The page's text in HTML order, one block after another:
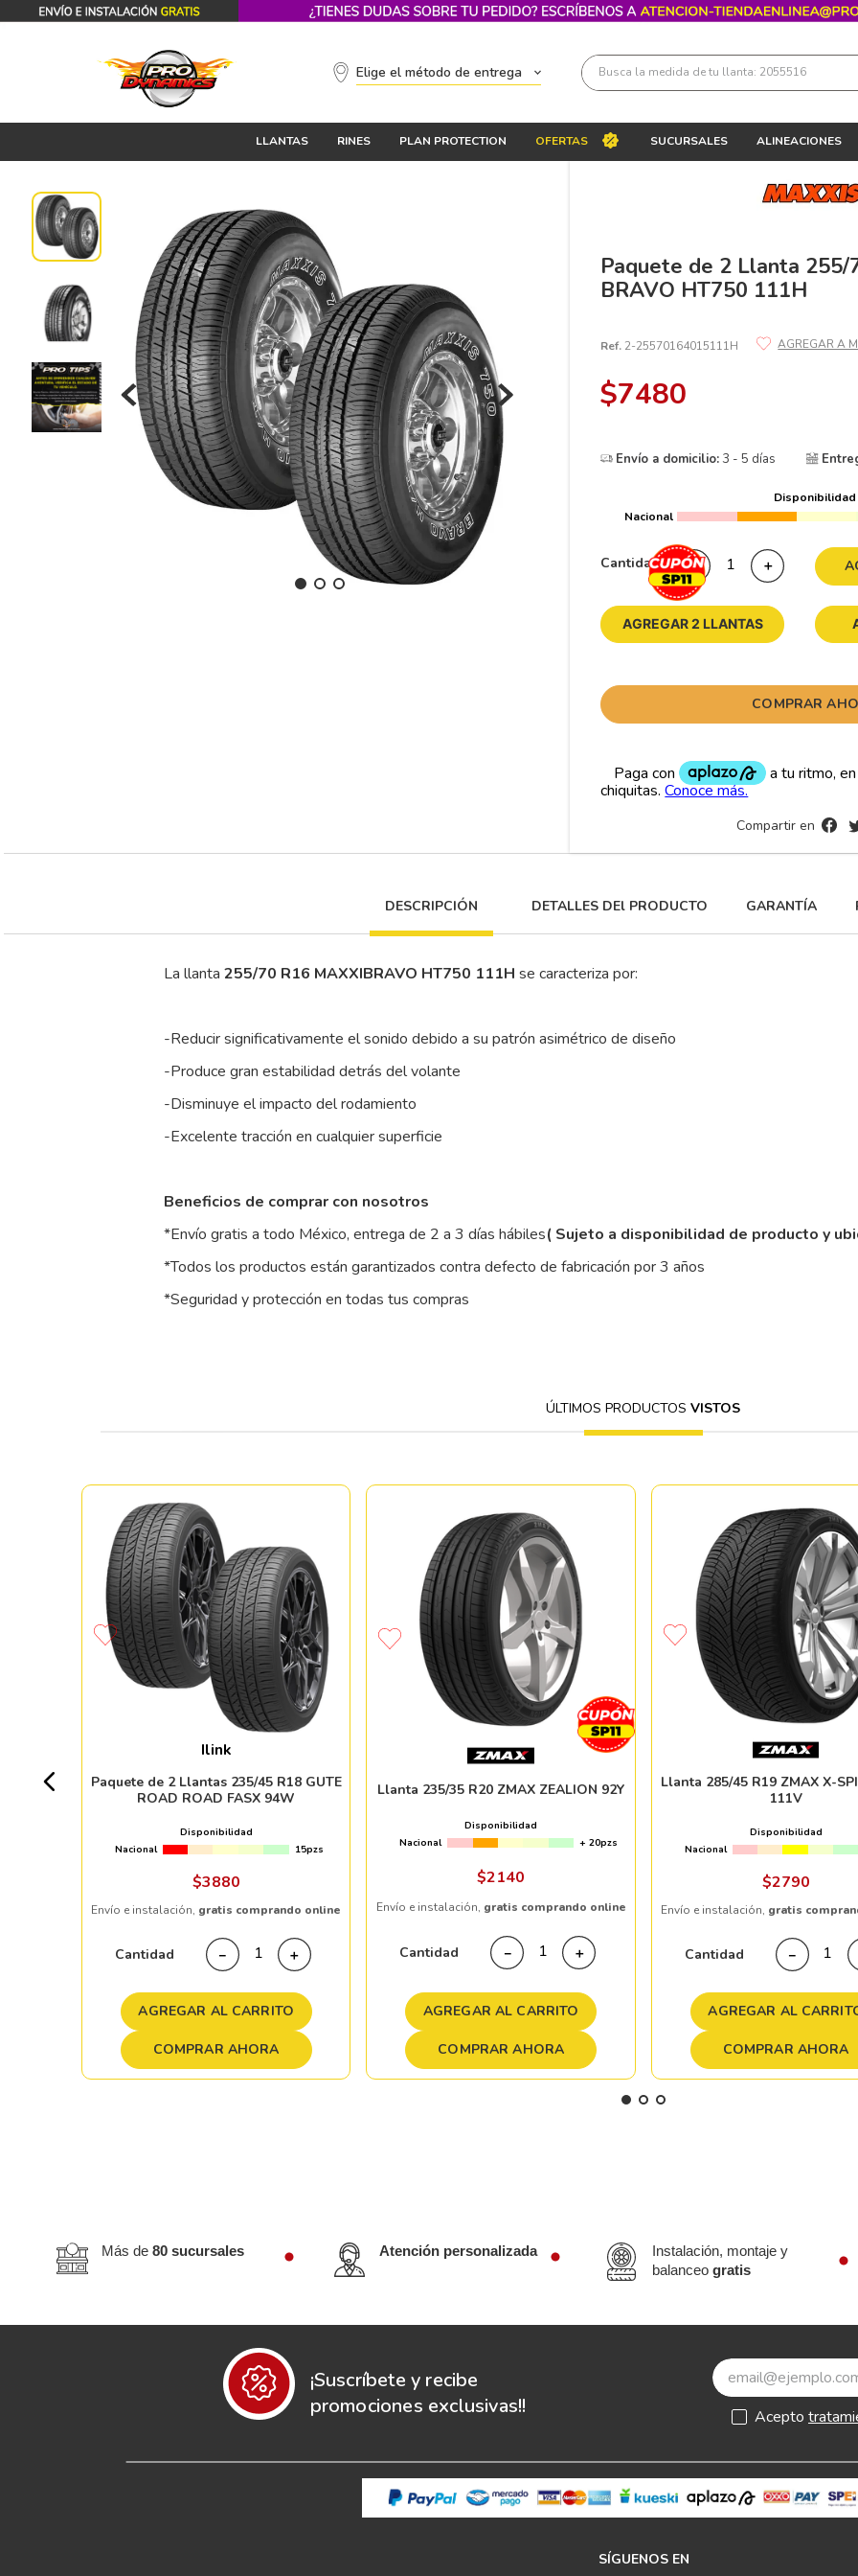
Elige el método de entrega Busca la medida de tu llanta: 2055516
LLANTAS RINES PLAN PROTECTION OFERTAS SUCURSALES ALINEACIONES
Paquete de 2 Llanta 255/
BRAVO HT750 111H
Ref. 2-25570164015111H
$7480
Envío a domicilio:3 - 5 días
Disponibilidad
Nacional
Cantidad ＋
－
AGREGAR 2 LLANTAS
COMPRAR
Compartir en
DESCRIPCIÓN DETALLES DEl PRODUCTO GARANTÍA
La llanta 255/70 R16 MAXXIBRAVO HT750 111H se caracteriza por:
-Reducir significativamente el sonido debido a su patrón asimétrico de diseño
-Produce gran estabilidad detrás del volante
-Disminuye el impacto del rodamiento
-Excelente tracción en cualquier superficie
Beneficios de comprar con nosotros
*Envío gratis a todo México, entrega de 2 a 3 días hábiles( Sujeto a disponibilidad de producto y
*Todos los productos están garantizados contra defecto de fabricación por 3 años
*Seguridad y protección en todas tus compras
ÚLTIMOS PRODUCTOSVISTOS
Ilink
Paquete de 2 Llantas 235/45 R18 GUTE
ROAD ROAD FASX 94W
Disponibilidad
Nacional
15pzs
$3880
Envío e instalación, gratis comprando online
Cantidad ＋
－
AGREGAR AL CARRITO
COMPRAR AHORA
Llanta 235/35 R20 ZMAX ZEALION 92Y
Disponibilidad
Nacional
+ 20pzs
$2140
Envío e instalación, gratis comprando online
Cantidad ＋
－
AGREGAR AL CARRITO
COMPRAR AHORA
Llanta 285/45 R19 ZMAX X-
111V
Disponibilidad
Nacional
$2790
Envío e instalación, gratis
Cantidad －
AGREGAR AL
COMPRAR AHORA
Más de 80 sucursales Atención personalizada
Instalación, montaje y
balanceogratis
¡Suscríbete y recibe
promociones exclusivas!!
Acepto
SÍGUENOS EN
Términos más buscados
195 65 15